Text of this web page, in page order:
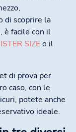
di scoprire la
è facile con il
SIZEo il
di prova per
caso, con le
potete anche
ideale.